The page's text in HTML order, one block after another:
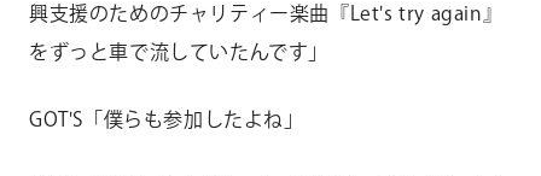
興支援のためのチャリティー楽曲『Let's try again』
をずっと車で流していたんです」
GOT'S「僕らも参加したよね」